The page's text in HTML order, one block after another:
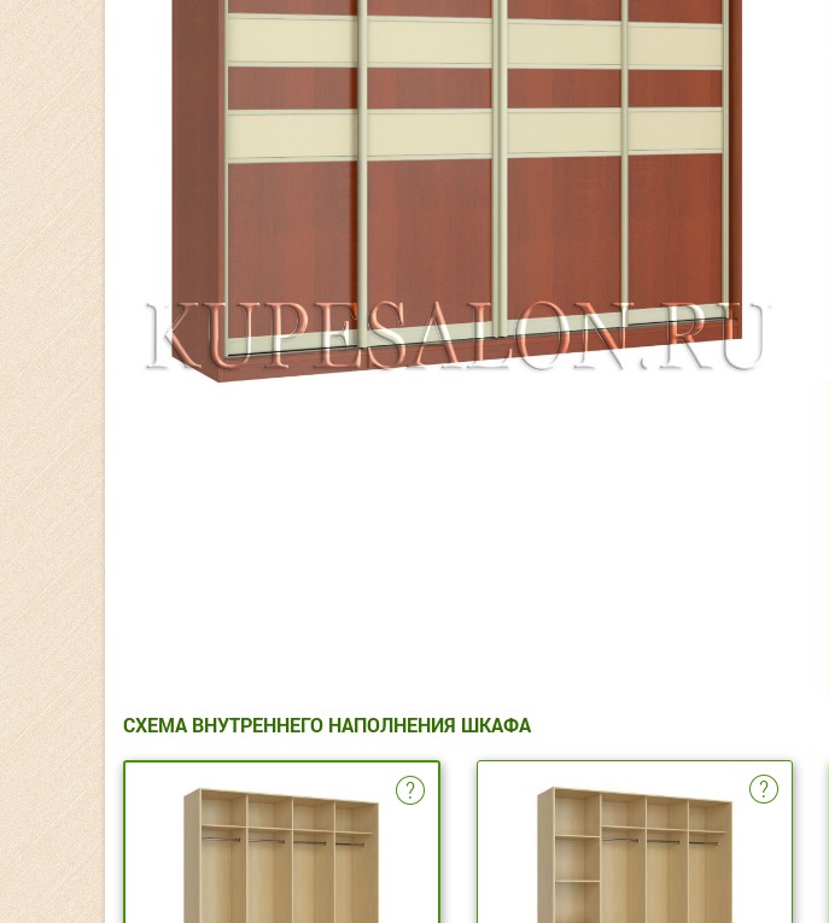
СХЕМА ВНУТРЕННЕГО НАПОЛНЕНИЯ ШКАФА